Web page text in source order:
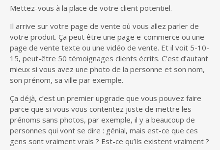
Mettez-vous à la place de votre client potentiel.
Il arrive sur votre page de vente où vous allez parler de
votre produit. Ça peut être une page e-commerce ou une
page de vente texte ou une vidéo de vente. Et il voit 5-10-
15, peut-être 50 témoignages clients écrits. C’est d’autant
mieux si vous avez une photo de la personne et son nom,
son prénom, sa ville par exemple.
Ça déjà, c’est un premier upgrade que vous pouvez faire
parce que si vous vous contentez juste de mettre les
prénoms sans photos, par exemple, il y a beaucoup de
personnes qui vont se dire : génial, mais est-ce que ces
gens sont vraiment vrais ? Est-ce qu’ils existent vraiment ?